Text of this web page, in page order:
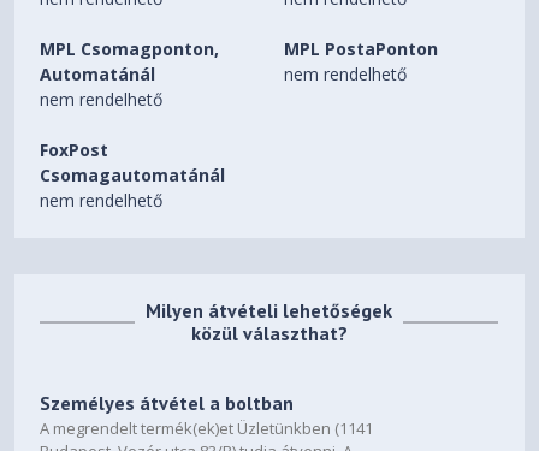
180W
1 x 8-pin power input
DirectX
IceStorm 2.0
MPL Csomagponton,
Automatánál
nem rendelhető
MPL PostaPonton
nem rendelhető
FoxPost
Csomagautomatánál
nem rendelhető
Milyen átvételi lehetőségek
közül választhat?
Személyes átvétel a boltban
A megrendelt termék(ek)et Üzletünkben (1141